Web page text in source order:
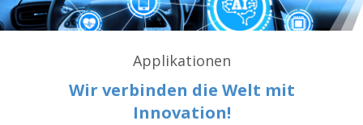
Applikationen
Wir verbinden die Welt mit
Innovation!